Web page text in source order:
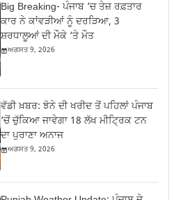
Big Breaking- ਪੰਜਾਬ ‘ਚ ਤੇਜ਼ ਰਫ਼ਤਾਰ
ਕਾਰ ਨੇ ਕਾਂਵੜੀਆਂ ਨੂੰ ਦਰੜਿਆ, 3
ਸ਼ਰਧਾਲੂਆਂ ਦੀ ਮੌਕੇ ‘ਤੇ ਮੌਤ
ਅਗਸਤ 9, 2026
ਵੱਡੀ ਖ਼ਬਰ: ਝੋਨੇ ਦੀ ਖਰੀਦ ਤੋਂ ਪਹਿਲਾਂ ਪੰਜਾਬ
‘ਚੋਂ ਚੁੱਕਿਆ ਜਾਵੇਗਾ 18 ਲੱਖ ਮੀਟ੍ਰਿਕ ਟਨ
ਦਾ ਪੁਰਾਣਾ ਅਨਾਜ
ਅਗਸਤ 9, 2026